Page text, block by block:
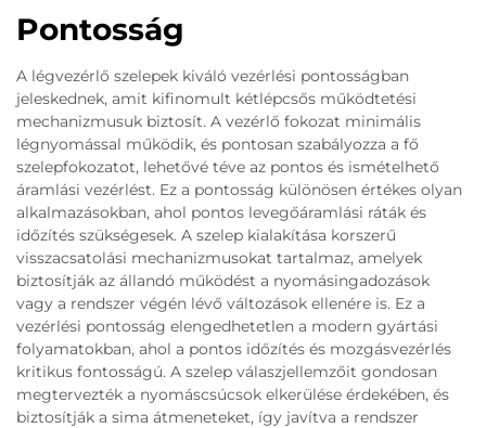
Pontosság
A légvezérlő szelepek kiváló vezérlési pontosságban
jeleskednek, amit kifinomult kétlépcsős működtetési
mechanizmusuk biztosít. A vezérlő fokozat minimális
légnyomással működik, és pontosan szabályozza a fő
szelepfokozatot, lehetővé téve az pontos és ismételhető
áramlási vezérlést. Ez a pontosság különösen értékes olyan
alkalmazásokban, ahol pontos levegőáramlási ráták és
időzítés szükségesek. A szelep kialakítása korszerű
visszacsatolási mechanizmusokat tartalmaz, amelyek
biztosítják az állandó működést a nyomásingadozások
vagy a rendszer végén lévő változások ellenére is. Ez a
vezérlési pontosság elengedhetetlen a modern gyártási
folyamatokban, ahol a pontos időzítés és mozgásvezérlés
kritikus fontosságú. A szelep válaszjellemzőit gondosan
megtervezték a nyomáscsúcsok elkerülése érdekében, és
biztosítják a sima átmeneteket, így javítva a rendszer